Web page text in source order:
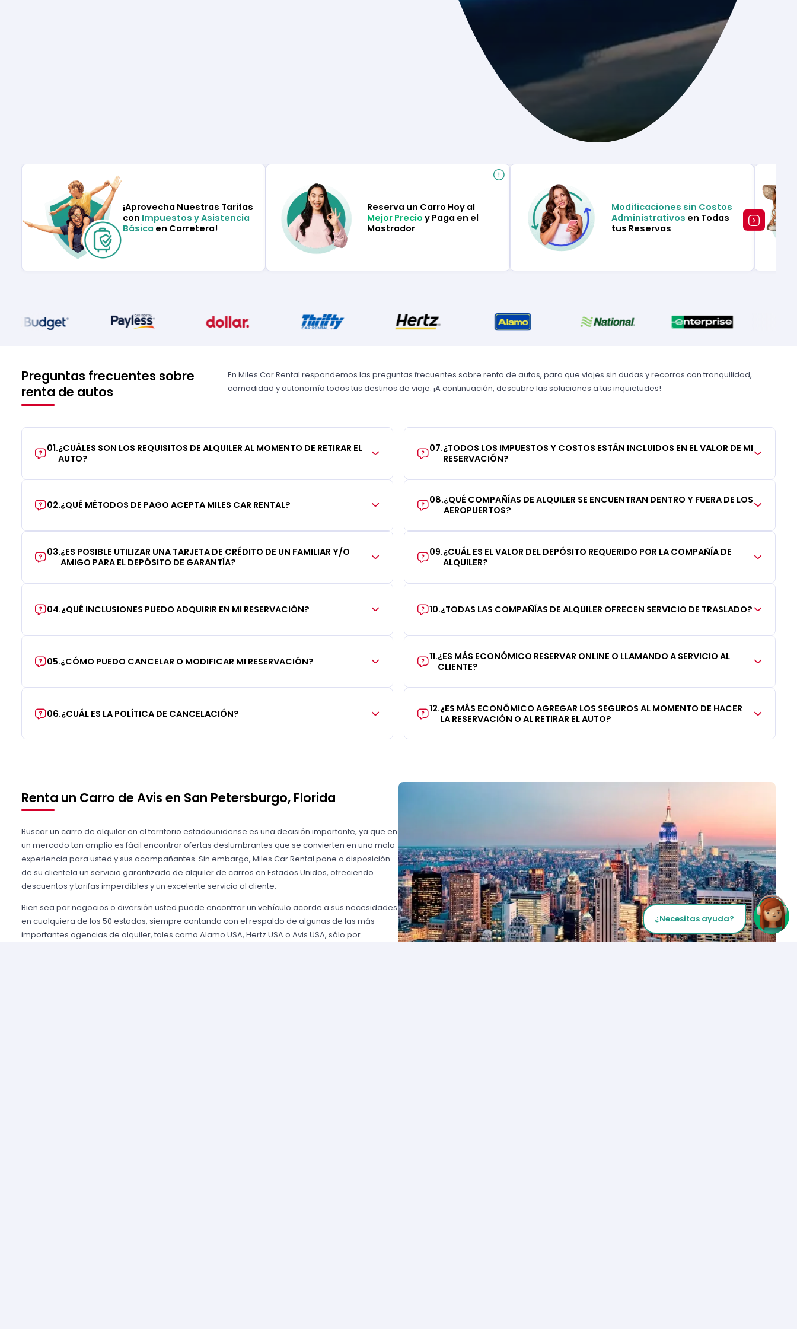
¡Aprovecha Nuestras Tarifas
con Impuestos y Asistencia
Básica en Carretera!
Reserva un Carro Hoy al
Mejor Precio y Paga en el
Mostrador
Modificaciones sin Costos
Administrativos en Todas
tus Reservas
Preguntas frecuentes sobre
renta de autos
En Miles Car Rental respondemos las preguntas frecuentes sobre renta de autos, para que viajes sin dudas y recorras con tranquilidad,
comodidad y autonomía todos tus destinos de viaje. ¡A continuación, descubre las soluciones a tus inquietudes!
01.¿CUÁLES SON LOS REQUISITOS DE ALQUILER AL MOMENTO DE RETIRAR EL
AUTO?
02.¿QUÉ MÉTODOS DE PAGO ACEPTA MILES CAR RENTAL?
03.¿ES POSIBLE UTILIZAR UNA TARJETA DE CRÉDITO DE UN FAMILIAR Y/O
AMIGO PARA EL DEPÓSITO DE GARANTÍA?
04.¿QUÉ INCLUSIONES PUEDO ADQUIRIR EN MI RESERVACIÓN?
05.¿CÓMO PUEDO CANCELAR O MODIFICAR MI RESERVACIÓN?
06.¿CUÁL ES LA POLÍTICA DE CANCELACIÓN?
07.¿TODOS LOS IMPUESTOS Y COSTOS ESTÁN INCLUIDOS EN EL VALOR DE MI
RESERVACIÓN?
08.¿QUÉ COMPAÑÍAS DE ALQUILER SE ENCUENTRAN DENTRO Y FUERA DE LOS
AEROPUERTOS?
09.¿CUÁL ES EL VALOR DEL DEPÓSITO REQUERIDO POR LA COMPAÑÍA DE
ALQUILER?
10.¿TODAS LAS COMPAÑÍAS DE ALQUILER OFRECEN SERVICIO DE TRASLADO?
11.¿ES MÁS ECONÓMICO RESERVAR ONLINE O LLAMANDO A SERVICIO AL
CLIENTE?
12.¿ES MÁS ECONÓMICO AGREGAR LOS SEGUROS AL MOMENTO DE HACER
LA RESERVACIÓN O AL RETIRAR EL AUTO?
Renta un Carro de Avis en San Petersburgo, Florida
Buscar un carro de alquiler en el territorio estadounidense es una decisión importante, ya que en
un mercado tan amplio es fácil encontrar ofertas deslumbrantes que se convierten en una mala
experiencia para usted y sus acompañantes. Sin embargo, Miles Car Rental pone a disposición
de su clientela un servicio garantizado de alquiler de carros en Estados Unidos, ofreciendo
descuentos y tarifas imperdibles y un excelente servicio al cliente.
Bien sea por negocios o diversión usted puede encontrar un vehículo acorde a sus necesidades
en cualquiera de los 50 estados, siempre contando con el respaldo de algunas de las más
importantes agencias de alquiler, tales como Alamo USA, Hertz USA o Avis USA, sólo por
¿Necesitas ayuda?